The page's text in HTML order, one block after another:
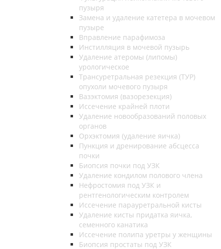
пузыря
Замена и удаление катетера в мочевом
пузыре
Вправление парафимоза
Инстилляция в мочевой пузырь
Удаление атеромы (липомы)
урологическое
Трансуретральная резекция (ТУР)
опухоли мочевого пузыря
Вазэктомия (вазорезекция)
Иссечение крайней плоти
Удаление новообразований половых
органов
Орхэктомия (удаление яичка)
Пункция и дренирование абсцесса
почки
Биопсия почки под УЗК
Удаление кондилом полового члена
Нефростомия под УЗК и
рентгенологическим контролем
Иссечение парауретральной кисты
Удаление кисты придатка яичка,
семенного канатика
Иссечение полипа уретры у женщины
Биопсия простаты под УЗК